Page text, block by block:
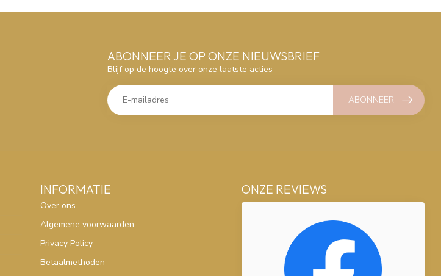
ABONNEER JE OP ONZE NIEUWSBRIEF
Blijf op de hoogte over onze laatste acties
ABONNEER
INFORMATIE
Over ons
Algemene voorwaarden
Privacy Policy
Betaalmethoden
ONZE REVIEWS